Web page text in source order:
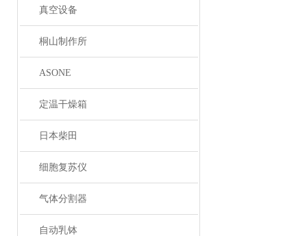
真空设备
桐山制作所
ASONE
定温干燥箱
日本柴田
细胞复苏仪
气体分割器
自动乳钵